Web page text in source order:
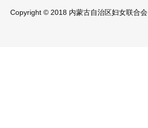
Copyright © 2018 内蒙古自治区妇女联合